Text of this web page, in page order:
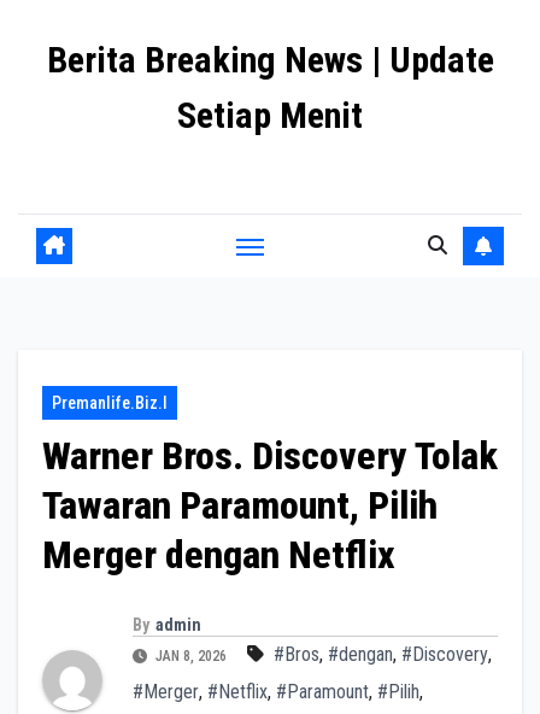
Berita Breaking News | Update
Setiap Menit
Premanlife.biz.i
Warner Bros. Discovery Tolak
Tawaran Paramount, Pilih
Merger dengan Netflix
By admin
JAN 8, 2026 #Bros, #dengan, #Discovery,
#Merger, #Netflix, #Paramount, #Pilih,